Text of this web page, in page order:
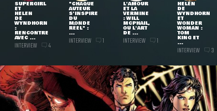
SUPERGIRL
ET
HELEN
DE
WYNDHORN
:
RENCONTRE
AVEC ...
INTERVIEW 4
"CHAQUE
AUTEUR
S'INSPIRE
DU
MONDE
RÉEL" :
...
INTERVIEW 1
L'AMOUR
ET LA
VERMINE
: WILL
MCPHAIL,
OU L'ART
DE ...
INTERVIEW 1
HELEN
DE
WYNDHORN
ET
WONDER
WOMAN :
TOM
KING ET
...
INTERVIEW 3